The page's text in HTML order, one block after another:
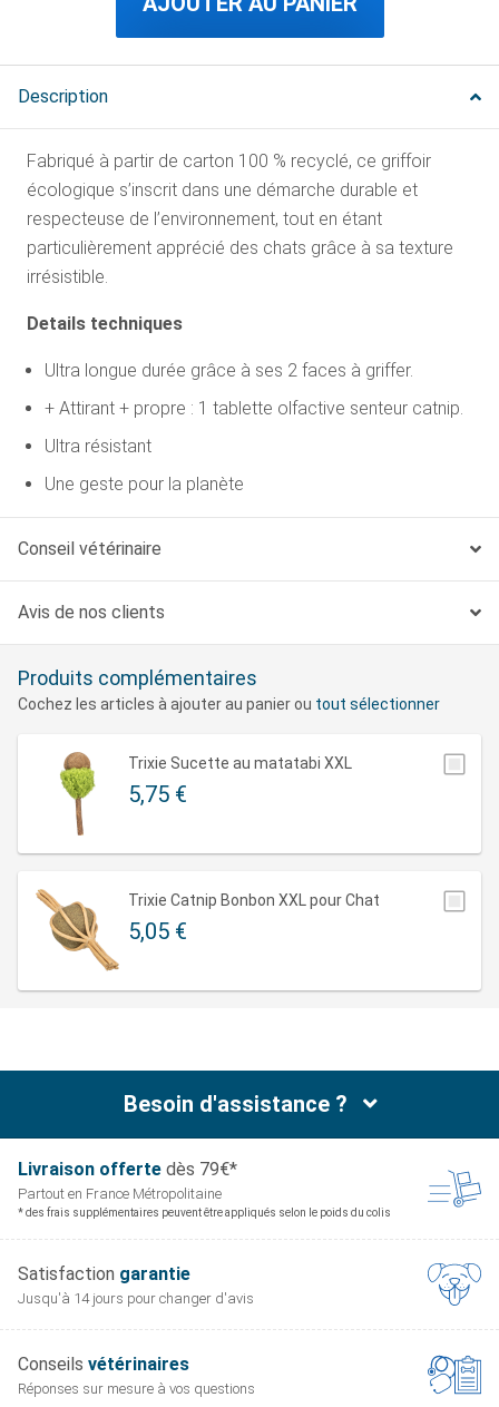
Description
Fabriqué à partir de carton 100 % recyclé, ce griffoir
écologique s’inscrit dans une démarche durable et
respecteuse de l’environnement, tout en étant
particulièrement apprécié des chats grâce à sa texture
irrésistible.
Details techniques
Ultra longue durée grâce à ses 2 faces à griffer.
+ Attirant + propre : 1 tablette olfactive senteur catnip.
Ultra résistant
Une geste pour la planète
Conseil vétérinaire
Avis de nos clients
Produits complémentaires
Cochez les articles à ajouter au panier ou tout sélectionner
Trixie Sucette au matatabi XXL
5,75 €
Trixie Catnip Bonbon XXL pour Chat
5,05 €
Besoin d'assistance ?
Livraison offerte dès 79€*
Partout en France Métropolitaine
* des frais supplémentaires peuvent être appliqués selon le poids du colis
Satisfaction garantie
Jusqu'à 14 jours pour changer d'avis
Conseils vétérinaires
Réponses sur mesure à vos questions